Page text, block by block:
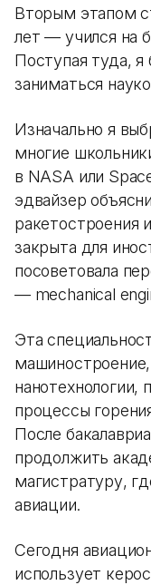
Вторым этапом
лет — учился на
Поступая туда,
заниматься
Изначально я
многие
в NASA или
эдвайзер
ракетостроения
закрыта для
посоветовала
— mechanical
Эта
нанотехнологии,
процессы
После
продолжить
магистратуру,
авиации.
Сегодня
использует